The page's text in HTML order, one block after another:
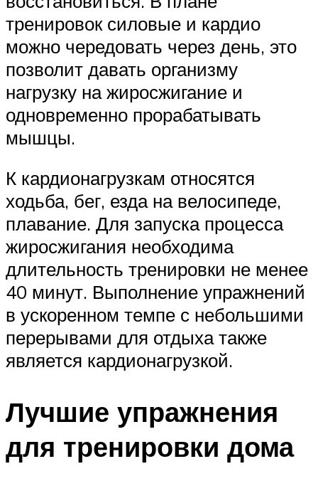
тренировок силовые и кардио
можно чередовать через день, это
позволит давать организму
нагрузку на жиросжигание и
одновременно прорабатывать
мышцы.
К кардионагрузкам относятся
ходьба, бег, езда на велосипеде,
плавание. Для запуска процесса
жиросжигания необходима
длительность тренировки не менее
40 минут. Выполнение упражнений
в ускоренном темпе с небольшими
перерывами для отдыха также
является кардионагрузкой.
Лучшие упражнения
для тренировки дома